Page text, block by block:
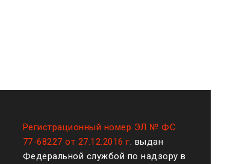
Регистрационный номер ЭЛ № ФС
77-68227 от 27.12.2016 г. выдан
Федеральной службой по надзору в